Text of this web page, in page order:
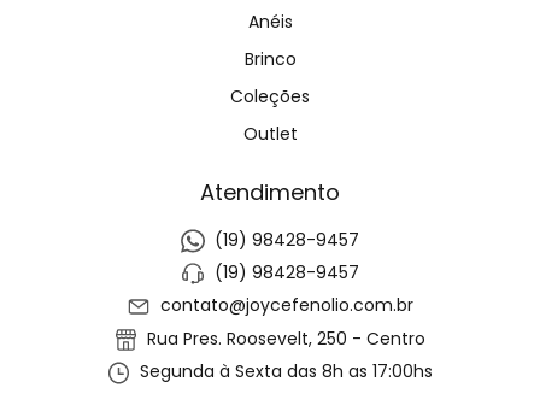
Anéis
Brinco
Coleções
Outlet
Atendimento
(19) 98428-9457
(19) 98428-9457
contato@joycefenolio.com.br
Rua Pres. Roosevelt, 250 - Centro
Segunda à Sexta das 8h as 17:00hs